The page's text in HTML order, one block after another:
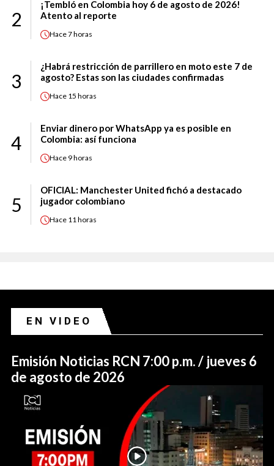
2
¡Tembló en Colombia hoy 6 de agosto de 2026!
Atento al reporte
Hace7 horas
3
¿Habrá restricción de parrillero en moto este 7 de
agosto? Estas son las ciudades confirmadas
Hace 15 horas
4
Enviar dinero por WhatsApp ya es posible en
Colombia: así funciona
Hace 9 horas
5
OFICIAL: Manchester United fichó a destacado
jugador colombiano
Hace 11 horas
EN VIDEO
Emisión Noticias RCN 7:00 p.m. / jueves 6
de agosto de 2026